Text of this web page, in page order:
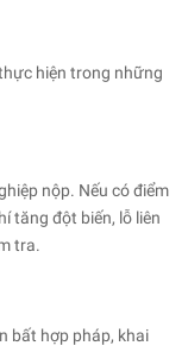
hiện trong những
nộp. Nếu có điểm
tăng đột biến, lỗ liên
tra.
bất hợp pháp, khai